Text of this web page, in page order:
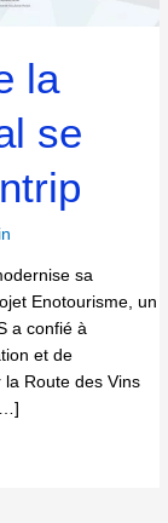
la
se
sa
Enotourisme, un
a confié à
et de
Route des Vins